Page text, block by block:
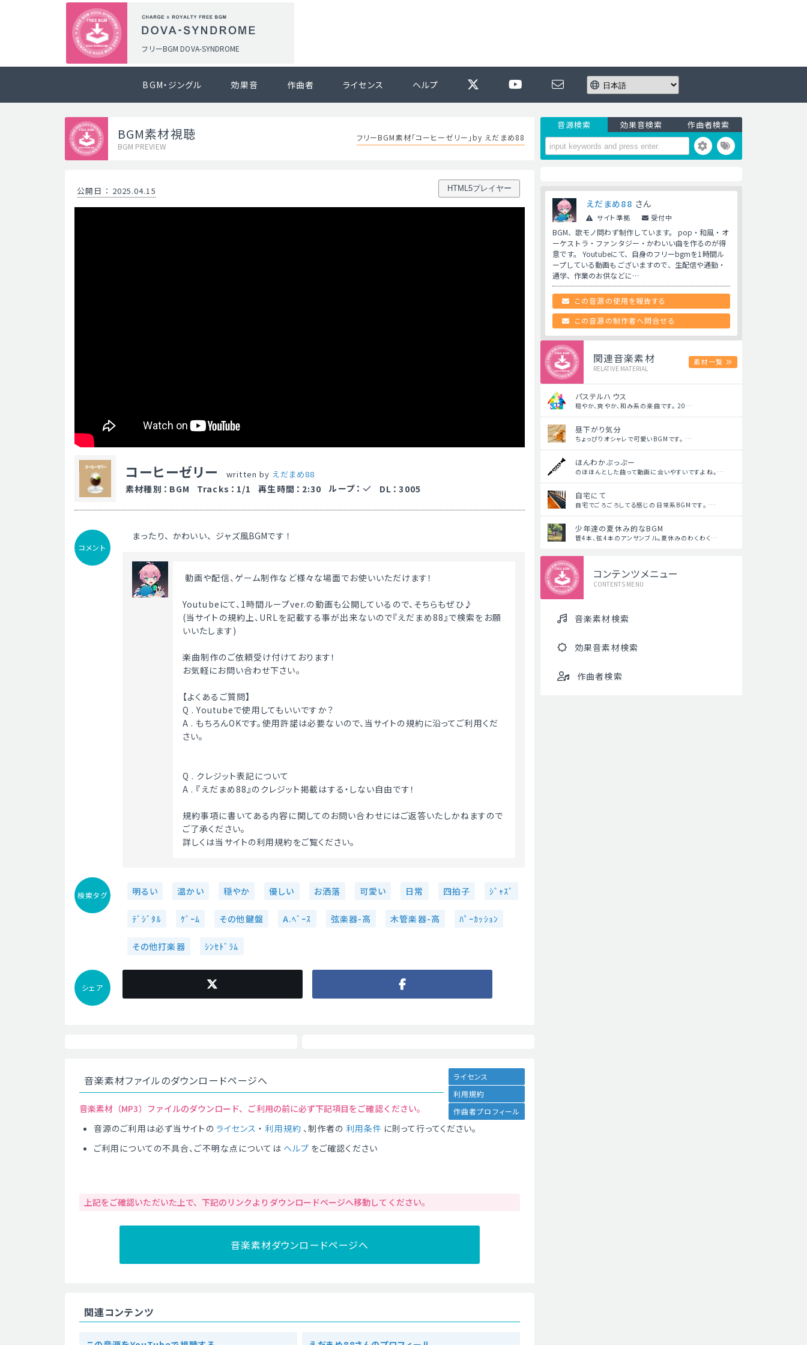
フリーBGM DOVA-SYNDROME
BGM・ジングル 効果音 作曲者 ライセンス ヘルプ
BGM素材視聴
BGM PREVIEW
フリーBGM素材「コーヒーゼリー」by えだまめ88
公開日 ： 2025.04.15 HTML5プレイヤー
コーヒーゼリー written by えだまめ88
素材種別 ： BGM Tracks ： 1/1 再生時間 ： 2:30 ループ ： DL ： 3005
コメント
まったり、かわいい、ジャズ風BGMです！
動画や配信、ゲーム制作など様々な場面でお使いいただけます！
Youtubeにて、1時間ループver.の動画も公開しているので、そちらもぜひ♪
(当サイトの規約上、URLを記載する事が出来ないので『えだまめ88』で検索をお願
いいたします)
楽曲制作のご依頼受け付けております！
お気軽にお問い合わせ下さい。
【よくあるご質問】
Q . Youtubeで使用してもいいですか？
A . もちろんOKです。使用許諾は必要ないので、当サイトの規約に沿ってご利用くだ
さい。
Q . クレジット表記について
A . 『えだまめ88』のクレジット掲載はする・しない自由です！
規約事項に書いてある内容に関してのお問い合わせにはご返答いたしかねますので
ご了承ください。
詳しくは当サイトの利用規約をご覧ください。
検索タグ 明るい 温かい 穏やか 優しい お洒落 可愛い 日常 四拍子 ｼﾞｬｽﾞ
ﾃﾞｼﾞﾀﾙ ｹﾞｰﾑ その他鍵盤 A.ﾍﾞｰｽ 弦楽器-高 木管楽器-高 ﾊﾟｰｶｯｼｮﾝ
その他打楽器 ｼﾝｾﾄﾞﾗﾑ
シェア
音楽素材ファイルのダウンロードページへ
ライセンス
利用規約
作曲者プロフィール
音楽素材（MP3）ファイルのダウンロード、ご利用の前に必ず下記項目をご確認ください。
音源のご利用は必ず当サイトの ライセンス ・ 利用規約 、制作者の 利用条件 に則って行ってください。
ご利用についての不具合、ご不明な点については ヘルプ をご確認ください
上記をご確認いただいた上で、下記のリンクよりダウンロードページへ移動してください。
音楽素材ダウンロードページへ
関連コンテンツ
音源検索 効果音検索 作曲者検索
えだまめ88 さん
サイト準拠 受付中
BGM、歌モノ問わず制作しています。 pop・和風・オ
ーケストラ・ファンタジー・かわいい曲を作るのが得
意です。 Youtubeにて、自身のフリーbgmを1時間ル
ープしている動画もございますので、生配信や通勤・
通学、作業のお供などに…
この音源の使用を報告する
この音源の制作者へ問合せる
関連音楽素材
RELATIVE MATERIAL
素材一覧
パステルハウス
穏やか、爽やか、和み系の楽曲です。 20…
昼下がり気分
ちょっぴりオシャレで可愛いBGMです。 …
ほんわかぷっぷー
のほほんとした曲って動画に合いやすいですよね。…
自宅にて
自宅でごろごろしてる感じの日常系BGMです。 …
少年達の夏休み的なBGM
管4本、弦4本のアンサンブル。夏休みのわくわく…
コンテンツメニュー
CONTENTS MENU
音楽素材検索
効果音素材検索
作曲者検索